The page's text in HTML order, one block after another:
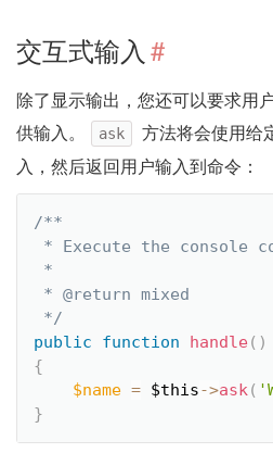
交互式输入 #
除了显示输出，您还可以要求用
供输入。
ask
方法将会使用给
入，然后返回用户输入到命令：
/**
* Execute the console
*
* @return mixed
*/
public
function handle( )
{
$name = $this->ask(
}